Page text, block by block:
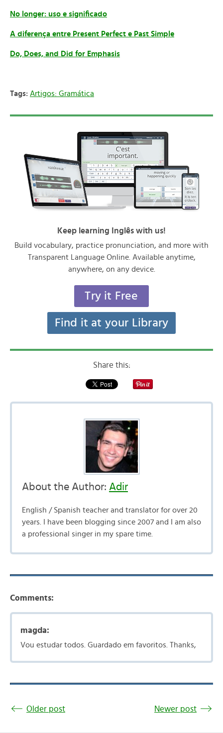
No longer: uso e significado
A diferença entre Present Perfect e Past Simple
Do, Does, and Did for Emphasis
Tags: Artigos: Gramática
Keep learning Inglês with us!
Build vocabulary, practice pronunciation, and more with
Transparent Language Online. Available anytime,
anywhere, on any device.
Try it Free
Find it at your Library
Share this:
About the Author: Adir
English / Spanish teacher and translator for over 20
years. I have been blogging since 2007 and I am also
a professional singer in my spare time.
Comments:
magda:
Vou estudar todos. Guardado em favoritos. Thanks,
Older post Newer post